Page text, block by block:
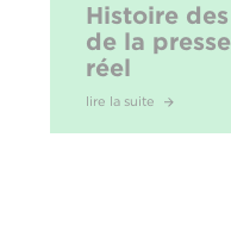
Histoire
de la
réel
lire la suite